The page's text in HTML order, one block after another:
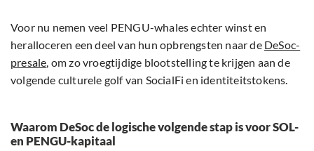
Voor nu nemen veel PENGU-whales echter winst en
heralloceren een deel van hun opbrengsten naar de DeSoc-
presale , om zo vroegtijdige blootstelling te krijgen aan de
volgende culturele golf van SocialFi en identiteitstokens.
Waarom DeSoc de logische volgende stap is voor SOL-
en PENGU-kapitaal